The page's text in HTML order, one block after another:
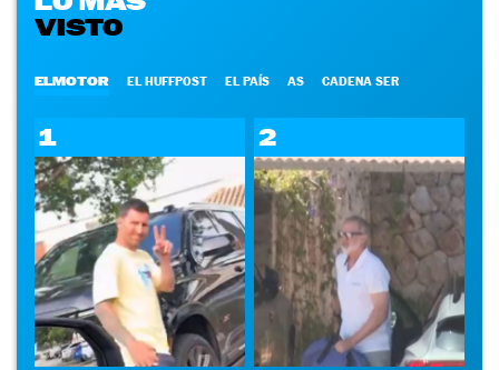
VISTO
ELMOTOR EL HUFFPOST EL PAÍS AS CADENA SER
1 2